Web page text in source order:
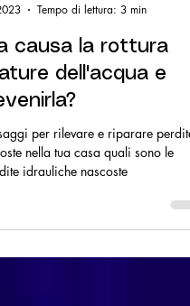
Tempo di lettura: 3 min
causa la rottura
dell'acqua e
per rilevare e riparare perdite
idrauliche nascoste